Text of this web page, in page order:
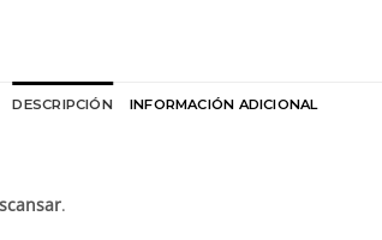
DESCRIPCIÓN INFORMACIÓN ADICIONAL
.